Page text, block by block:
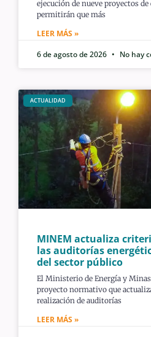
ejecución de nueve proyectos
permitirán que más
LEER MÁS »
6 de agosto de 2026
No hay
ACTUALIDAD
MINEM actualiza
las auditorías
del sector público
El Ministerio de Energía y
proyecto normativo que
realización de auditorías
LEER MÁS »